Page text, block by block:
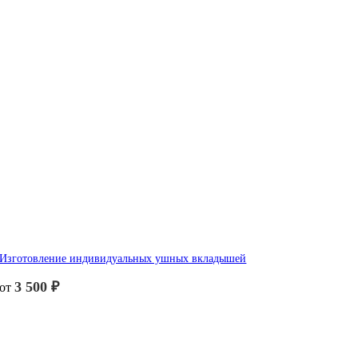
Изготовление индивидуальных ушных вкладышей
от3 500₽